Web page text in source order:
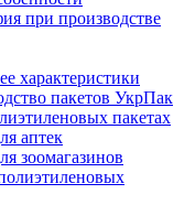
при производстве
характеристики
пакетов УкрПак
пакетах
аптек
зоомагазинов